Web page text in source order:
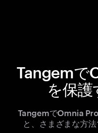
Tangemで
を保護
TangemでOmnia
と、さまざまな方